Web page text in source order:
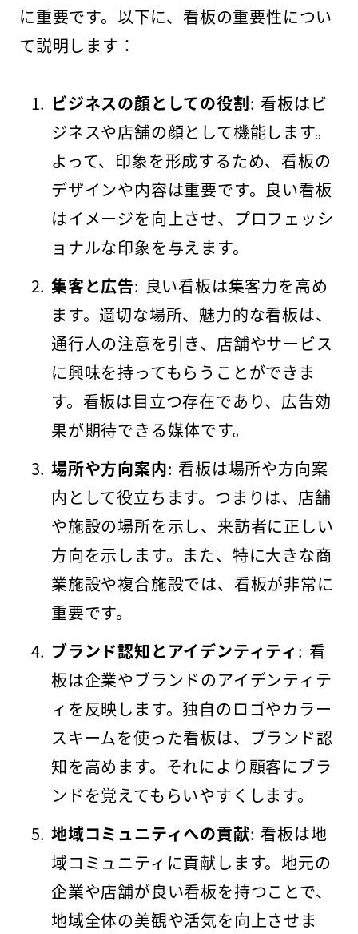
に重要です。以下に、看板の重要性につい
て説明します：
ビジネスの顔としての役割: 看板はビ
ジネスや店舗の顔として機能します。
よって、印象を形成するため、看板の
デザインや内容は重要です。良い看板
はイメージを向上させ、プロフェッシ
ョナルな印象を与えます。
集客と広告: 良い看板は集客力を高め
ます。適切な場所、魅力的な看板は、
通行人の注意を引き、店舗やサービス
に興味を持ってもらうことができま
す。看板は目立つ存在であり、広告効
果が期待できる媒体です。
場所や方向案内: 看板は場所や方向案
内として役立ちます。つまりは、店舗
や施設の場所を示し、来訪者に正しい
方向を示します。また、特に大きな商
業施設や複合施設では、看板が非常に
重要です。
ブランド認知とアイデンティティ : 看
板は企業やブランドのアイデンティテ
ィを反映します。独自のロゴやカラー
スキームを使った看板は、ブランド認
知を高めます。それにより顧客にブラ
ンドを覚えてもらいやすくします。
地域コミュニティへの貢献: 看板は地
域コミュニティに貢献します。地元の
企業や店舗が良い看板を持つことで、
地域全体の美観や活気を向上させま